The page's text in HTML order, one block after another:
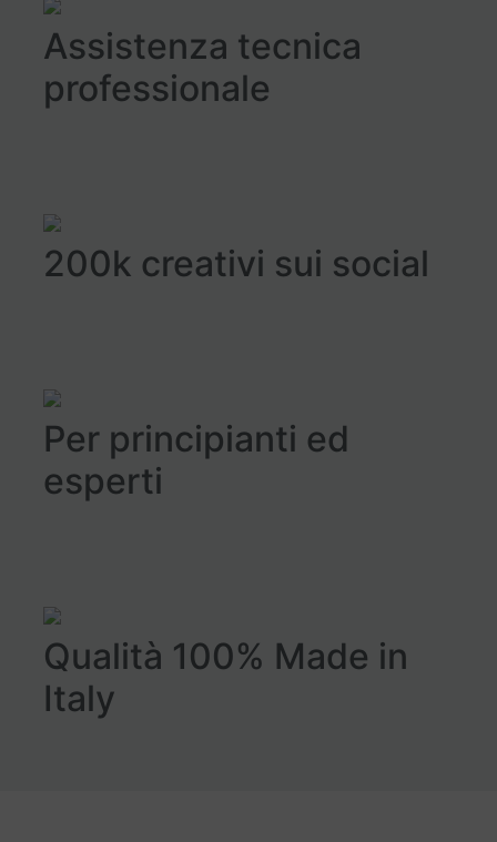
Assistenza tecnica
professionale
200k creativi sui social
Per principianti ed
esperti
Qualità 100% Made in
Italy